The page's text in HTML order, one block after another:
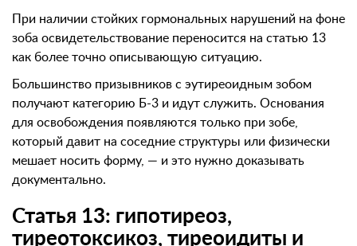
При наличии стойких гормональных нарушений на фоне
зоба освидетельствование переносится на статью 13
как более точно описывающую ситуацию.
Большинство призывников с эутиреоидным зобом
получают категорию Б-3 и идут служить. Основания
для освобождения появляются только при зобе,
который давит на соседние структуры или физически
мешает носить форму, — и это нужно доказывать
документально.
Статья 13: гипотиреоз,
тиреотоксикоз, тиреоидиты и